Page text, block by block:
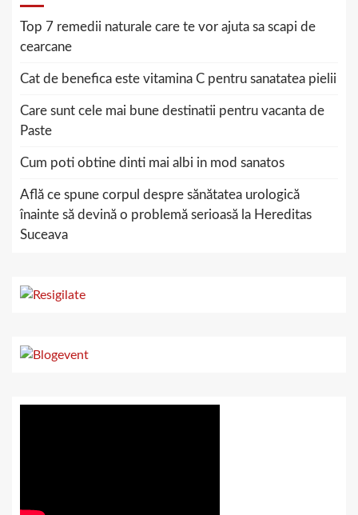
Top 7 remedii naturale care te vor ajuta sa scapi de
cearcane
Cat de benefica este vitamina C pentru sanatatea pielii
Care sunt cele mai bune destinatii pentru vacanta de
Paste
Cum poti obtine dinti mai albi in mod sanatos
Află ce spune corpul despre sănătatea urologică
înainte să devină o problemă serioasă la Hereditas
Suceava